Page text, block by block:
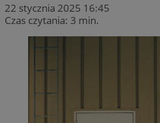
22 stycznia 2025 16:45
Czas czytania: 3 min.